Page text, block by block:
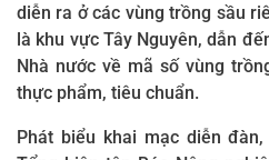
diễn ra ở các vùng trồng sầu
là khu vực Tây Nguyên, dẫn
Nhà nước về mã số vùng
thực phẩm, tiêu chuẩn.
Phát biểu khai mạc diễn